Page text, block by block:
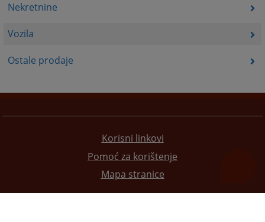
Nekretnine
Vozila
Ostale prodaje
Korisni linkovi
Pomoć za korištenje
Mapa stranice